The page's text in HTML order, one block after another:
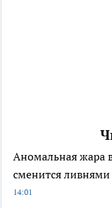
Аномальная жара
сменится
14:01